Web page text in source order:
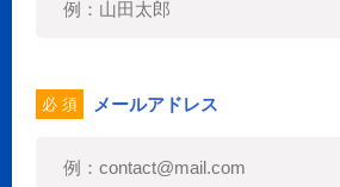
必 須 メールアドレス